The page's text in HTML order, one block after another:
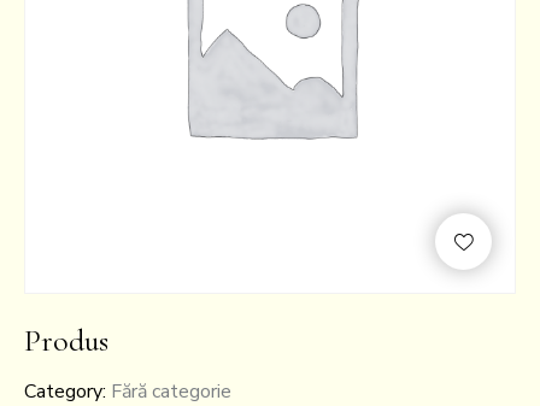
Produs
Category: Fără categorie